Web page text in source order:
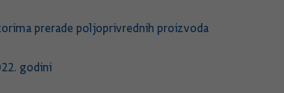
prerade poljoprivrednih proizvoda
godini